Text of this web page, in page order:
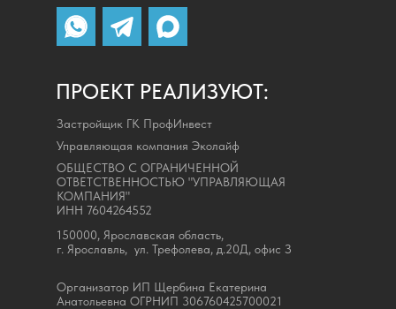
ПРОЕКТ РЕАЛИЗУЮТ:
Застройщик ГК ПрофИнвест
Управляющая компания Эколайф
ОБЩЕСТВО С ОГРАНИЧЕННОЙ
ОТВЕТСТВЕННОСТЬЮ "УПРАВЛЯЮЩАЯ
КОМПАНИЯ"
ИНН 7604264552
150000, Ярославская область,
г. Ярославль, ул. Трефолева, д.20Д, офис З
Организатор ИП Щербина Екатерина
Анатольевна ОГРНИП 306760425700021